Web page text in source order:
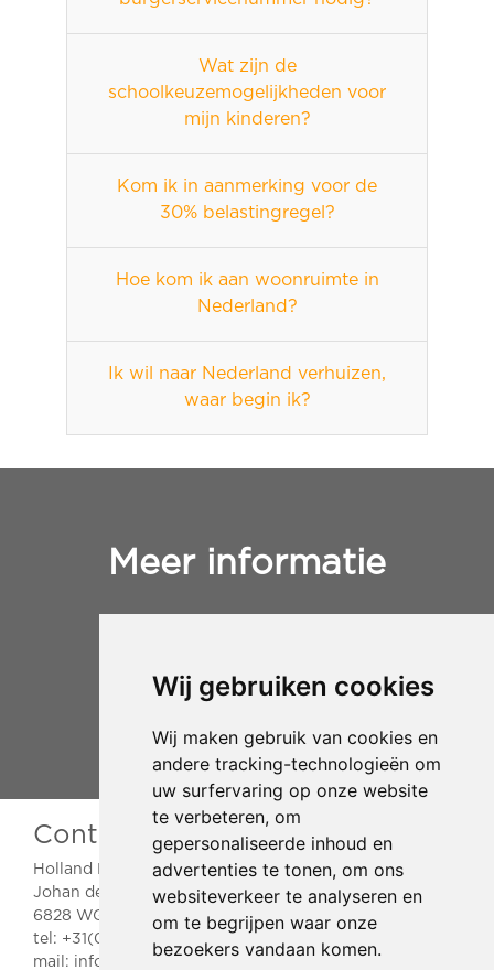
Wij gebruiken cookies
Wij maken gebruik van cookies en
andere tracking-technologieën om
uw surfervaring op onze website
te verbeteren, om
gepersonaliseerde inhoud en
advertenties te tonen, om ons
websiteverkeer te analyseren en
om te begrijpen waar onze
bezoekers vandaan komen.
Wat zijn de
schoolkeuzemogelijkheden voor
mijn kinderen?
Kom ik in aanmerking voor de
30% belastingregel?
Hoe kom ik aan woonruimte in
Nederland?
Ik wil naar Nederland verhuizen,
waar begin ik?
Meer informatie
Contactgegevens
Holland Relocation
Johan de Wittlaan 2
6828 WG Arnhem
tel: +31(0)653812728
mail: info@hollandrelocation.nl